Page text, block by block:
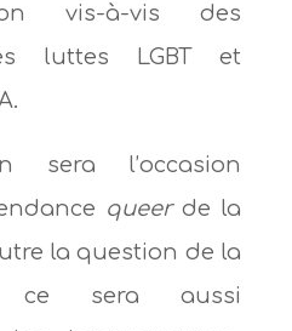
vis-à-vis des
luttes LGBT et
sera l’occasion
queer de la
la question de la
ce sera aussi